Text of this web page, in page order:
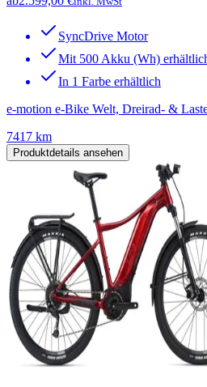
SyncDrive Motor
Mit 500 Akku (Wh)
In 1 Farbe erhältlich
e-motion e-Bike Welt, Dreirad- &
7417 km
Produktdetails ansehen